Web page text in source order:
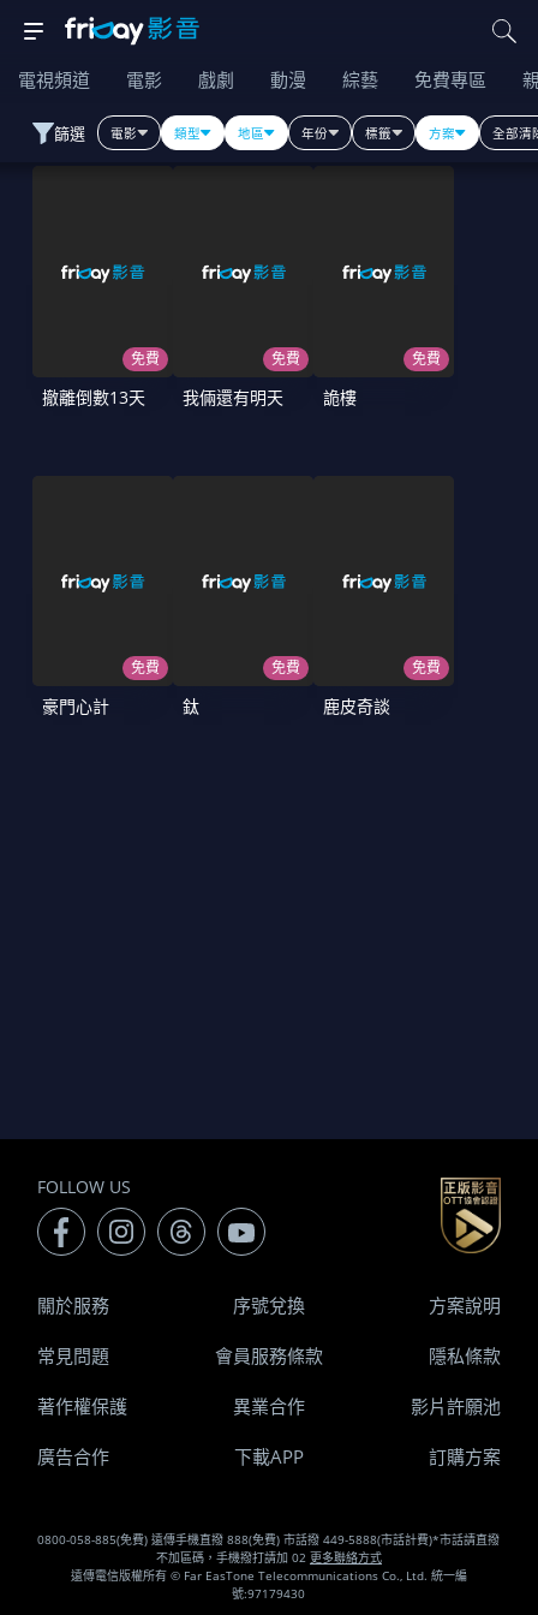
電視頻道 電影 戲劇 動漫 綜藝 免費專區
篩選 電影 類型 地區 年份 標籤 方案 全部清
免費
撤離倒數13天
免費
我倆還有明天
免費
詭樓
免費
豪門心計
免費
鈦
免費
鹿皮奇談
FOLLOW US
0800-058-885(免費) 遠傳手機直撥 888(免費) 市話撥 449-5888(市話計費)*市話請直撥
不加區碼，手機撥打請加 02 更多聯絡方式
遠傳電信版權所有 © Far EasTone Telecommunications Co., Ltd. 統一編
號:97179430
關於服務 序號兌換 方案說明
常見問題 會員服務條款 隱私條款
著作權保護 異業合作 影片許願池
廣告合作 下載APP 訂購方案